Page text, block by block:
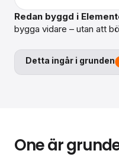
Redan byggd i
bygga vidare – utan att
Detta ingår i grunden
One är